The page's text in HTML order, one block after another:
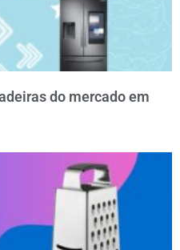
do mercado em